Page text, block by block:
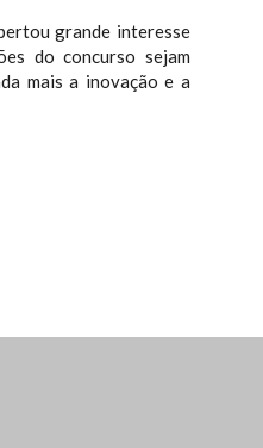
grande interesse
do concurso sejam
mais a inovação e a